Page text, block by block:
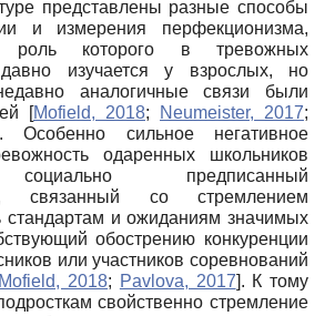
представлены разные способы
и измерения перфекционизма,
роль которого в тревожных
давно изучается у взрослых, но
аналогичные связи были
[Mofield, 2018; Neumeister, 2017;
. Особенно сильное негативное
одаренных школьников
предписанный
связанный со стремлением
стандартам и ожиданиям значимых
обострению конкуренции
или участников соревнований
Mofield, 2018; Pavlova, 2017]. К тому
свойственно стремление